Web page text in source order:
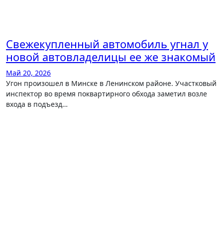
Свежекупленный автомобиль угнал у
новой автовладелицы ее же знакомый
Май 20, 2026
Угон произошел в Минске в Ленинском районе. Участковый
инспектор во время поквартирного обхода заметил возле
входа в подъезд…